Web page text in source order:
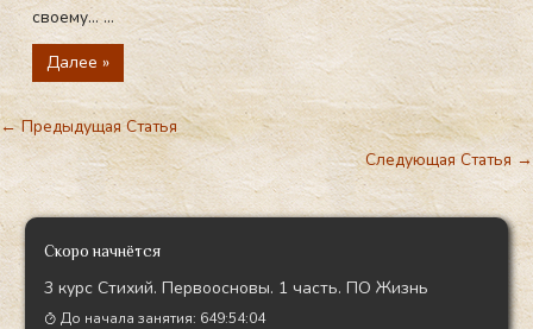
своему… ...
Далее »
←Предыдущая Статья
Следующая Статья→
Скоро начнётся
3 курс Стихий. Первоосновы. 1 часть. ПО Жизнь
До начала занятия: 649:54:03